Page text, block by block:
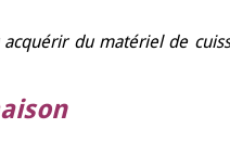
du matériel de